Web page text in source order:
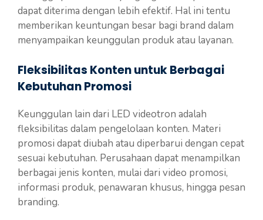
dapat diterima dengan lebih efektif. Hal ini tentu
memberikan keuntungan besar bagi brand dalam
menyampaikan keunggulan produk atau layanan.
Fleksibilitas Konten untuk Berbagai
Kebutuhan Promosi
Keunggulan lain dari LED videotron adalah
fleksibilitas dalam pengelolaan konten. Materi
promosi dapat diubah atau diperbarui dengan cepat
sesuai kebutuhan. Perusahaan dapat menampilkan
berbagai jenis konten, mulai dari video promosi,
informasi produk, penawaran khusus, hingga pesan
branding.